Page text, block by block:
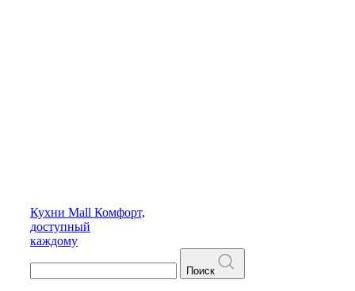
Кухни Mall Комфорт,
доступный
каждому
Поиск